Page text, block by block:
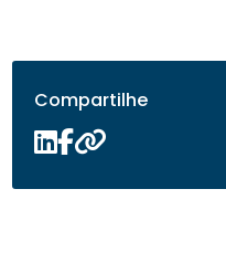
Compartilhe